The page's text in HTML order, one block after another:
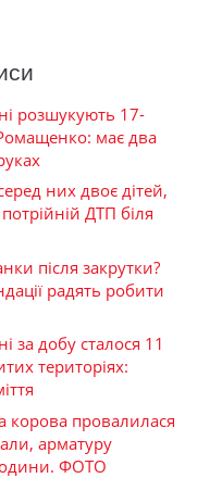
розшукують 17-
має два
них двоє дітей,
ДТП біля
після закрутки?
радять робити
добу сталося 11
територіях:
корова провалилася
арматуру
ФОТО